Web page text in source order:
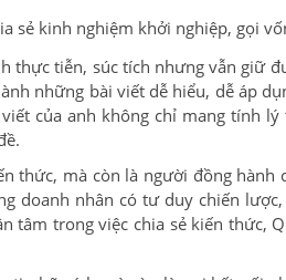
sẻ kinh nghiệm khởi nghiệp, gọi
thực tiễn, súc tích nhưng vẫn giữ
những bài viết dễ hiểu, dễ áp
của anh không chỉ mang tính
thức, mà còn là người đồng
doanh nhân có tư duy chiến
tâm trong việc chia sẻ kiến thức,